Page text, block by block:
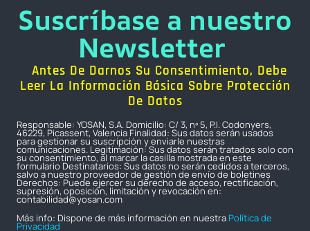
Suscríbase a nuestro
Newsletter
Antes De Darnos Su Consentimiento, Debe
Leer La Información Básica Sobre Protección
De Datos
Responsable: YOSAN, S.A. Domicilio: C/ 3, nº 5, P.I. Codonyers,
46229, Picassent, Valencia Finalidad: Sus datos serán usados
para gestionar su suscripción y enviarle nuestras
comunicaciones. Legitimación: Sus datos serán tratados solo con
su consentimiento, al marcar la casilla mostrada en este
formulario Destinatarios: Sus datos no serán cedidos a terceros,
salvo a nuestro proveedor de gestión de envío de boletines
Derechos: Puede ejercer su derecho de acceso, rectificación,
supresión, oposición, limitación y revocación en:
contabilidad@yosan.com
Más info: Dispone de más información en nuestra Política de
Privacidad